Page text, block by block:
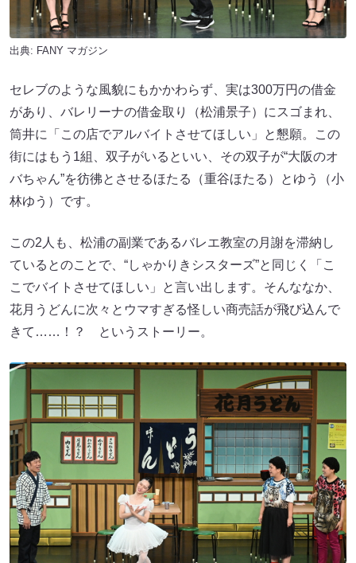
出典: FANY マガジン
セレブのような風貌にもかかわらず、実は300万円の借金
があり、バレリーナの借金取り（松浦景子）にスゴまれ、
筒井に「この店でアルバイトさせてほしい」と懇願。この
街にはもう1組、双子がいるといい、その双子が“大阪のオ
バちゃん”を彷彿とさせるほたる（重谷ほたる）とゆう（小
林ゆう）です。
この2人も、松浦の副業であるバレエ教室の月謝を滞納し
ているとのことで、“しゃかりきシスターズ”と同じく「こ
こでバイトさせてほしい」と言い出します。そんななか、
花月うどんに次々とウマすぎる怪しい商売話が飛び込んで
きて……！？ というストーリー。